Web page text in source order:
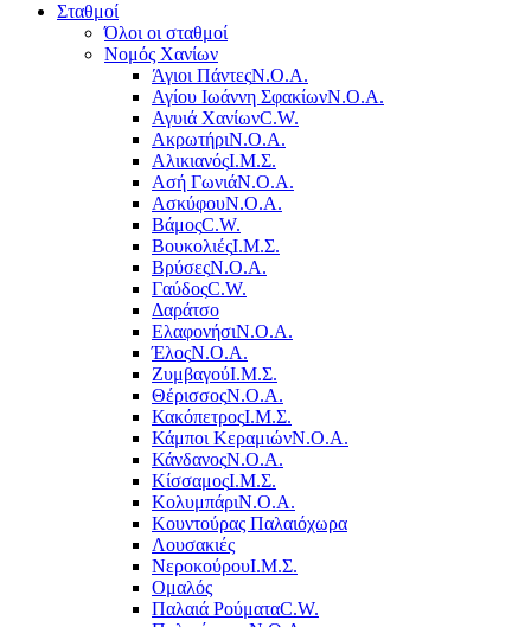
Σταθμοί
Όλοι οι σταθμοί
Νομός Χανίων
Άγιοι ΠάντεςΝ.Ο.Α.
Αγίου Ιωάννη ΣφακίωνΝ.Ο.Α.
Αγυιά ΧανίωνC.W.
ΑκρωτήριΝ.Ο.Α.
ΑλικιανόςΙ.Μ.Σ.
Ασή ΓωνιάΝ.Ο.Α.
ΑσκύφουΝ.Ο.Α.
ΒάμοςC.W.
ΒουκολιέςΙ.Μ.Σ.
ΒρύσεςΝ.Ο.Α.
ΓαύδοςC.W.
Δαράτσο
ΕλαφονήσιΝ.Ο.Α.
ΈλοςΝ.Ο.Α.
ΖυμβαγούΙ.Μ.Σ.
ΘέρισσοςΝ.Ο.Α.
ΚακόπετροςΙ.Μ.Σ.
Κάμποι ΚεραμιώνΝ.Ο.Α.
ΚάνδανοςΝ.Ο.Α.
ΚίσσαμοςΙ.Μ.Σ.
ΚολυμπάριΝ.Ο.Α.
Κουντούρας Παλαιόχωρα
Λουσακιές
ΝεροκούρουΙ.Μ.Σ.
Ομαλός
Παλαιά ΡούματαC.W.